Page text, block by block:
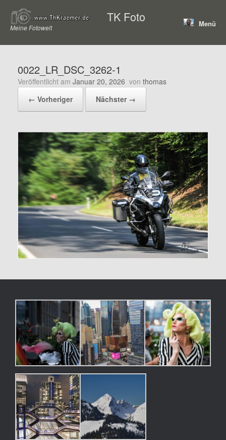
Inhalt
springen
TK Foto
Meine Fotowelt Menü
0022_LR_DSC_3262-1
Veröffentlicht am Januar 20, 2026 von thomas
← Vorheriger
Nächster →